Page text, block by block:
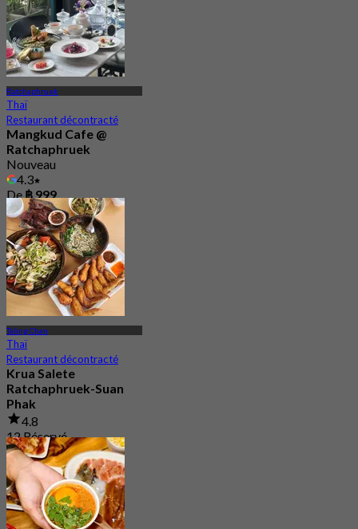
Ratchaphruek
Thaï
Restaurant décontracté
Mangkud Cafe @
Ratchaphruek
Nouveau
4.3
De฿ 999
Taling Chan
Thaï
Restaurant décontracté
Krua Salete
Ratchaphruek-Suan
Phak
4.8
12 Réservé
De฿ 212.5